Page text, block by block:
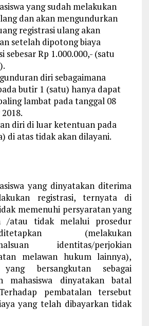
yang sudah melakukan
dan akan mengundurkan
registrasi ulang akan
setelah dipotong biaya
sebesar Rp 1.000.000,- (satu
diri sebagaimana
butir 1 (satu) hanya dapat
lambat pada tanggal 08
diri di luar ketentuan pada
di atas tidak akan dilayani.
yang dinyatakan diterima
registrasi, ternyata di
memenuhi persyaratan yang
/atau tidak melalui prosedur
(melakukan
identitas/perjokian
melawan hukum lainnya),
bersangkutan sebagai
mahasiswa dinyatakan batal
pembatalan tersebut
yang telah dibayarkan tidak